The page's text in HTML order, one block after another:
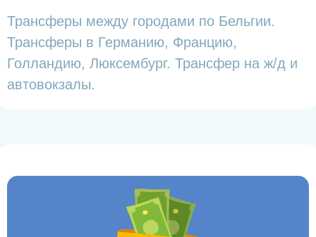
Трансферы между городами по Бельгии.
Трансферы в Германию, Францию,
Голландию, Люксембург. Трансфер на ж/д и
автовокзалы.